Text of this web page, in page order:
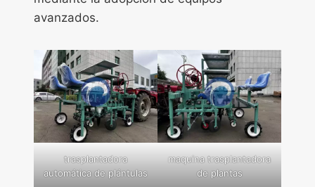
avanzados.
trasplantadora
automática de plántulas
maquina trasplantadora
de plantas